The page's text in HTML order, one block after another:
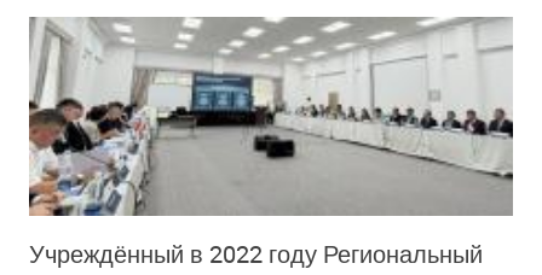
Учреждённый в 2022 году Региональный